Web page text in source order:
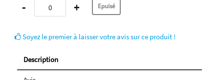
- +
Soyez le premier à laisser votre avis sur ce produit !
Description